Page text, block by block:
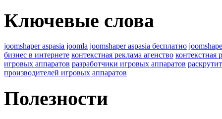
Ключевые слова
joomshaper aspasia joomla joomshaper aspasia бесплатно
бизнес в интернете контекстная реклама агенство контекстная
игровых аппаратов разработчики игровых аппаратов
производителей игровых аппаратов
Полезности